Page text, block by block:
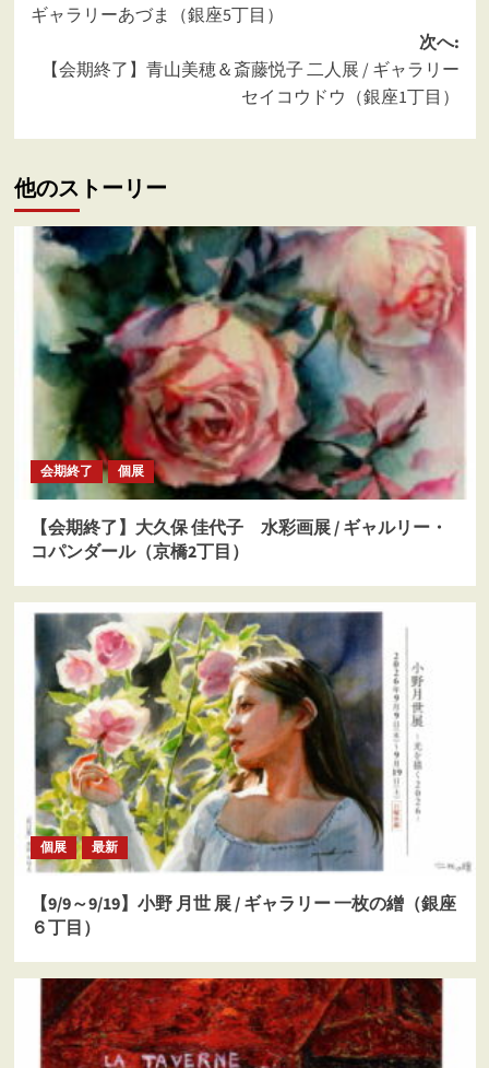
ナ
ビ
ー
シ
ョ
ン
ギャラリーあづま（銀座5丁目）
次へ:
【会期終了】青山美穂＆斎藤悦子 二人展 / ギャラリー
セイコウドウ（銀座1丁目）
他のストーリー
会期終了 個展
【会期終了】大久保 佳代子 水彩画展 / ギャルリー・
コパンダール（京橋2丁目）
個展 最新
【9/9～9/19】小野 月世 展 / ギャラリー 一枚の繒（銀座
６丁目）